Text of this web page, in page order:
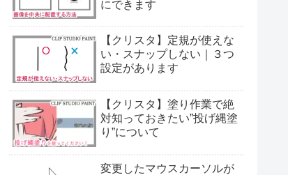
にできます
【クリスタ】定規が使えな
い・スナップしない｜３つ
設定があります
【クリスタ】塗り作業で絶
対知っておきたい”投げ縄塗
り”について
変更したマウスカーソルが